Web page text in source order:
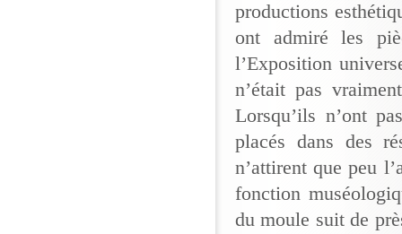
productions
ont admiré les
l’Exposition
n’était pas
Lorsqu’ils n’ont
placés dans des
n’attirent que peu
fonction
du moule suit de